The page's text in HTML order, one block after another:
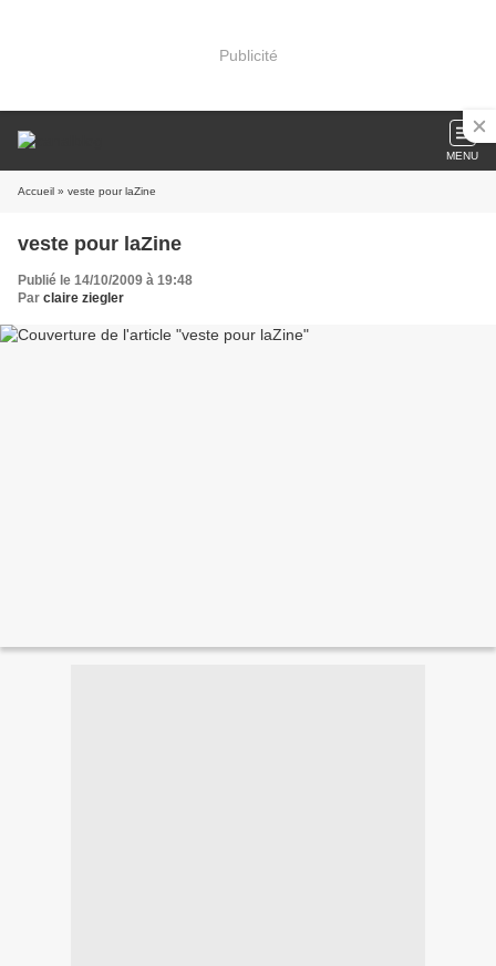
Publicité
MENU
Accueil » veste pour laZine
veste pour laZine
Publié le 14/10/2009 à 19:48
Par claire ziegler